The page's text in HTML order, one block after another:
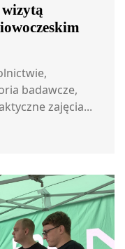
wizytą
badawcze,
zajęcia...